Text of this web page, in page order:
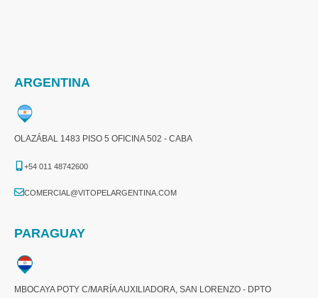
ARGENTINA
OLAZÁBAL 1483 PISO 5 OFICINA 502 - CABA
+54 011 48742600​
COMERCIAL@VITOPELARGENTINA.COM​
PARAGUAY
MBOCAYA POTY C/MARÍA AUXILIADORA, SAN LORENZO - DPTO